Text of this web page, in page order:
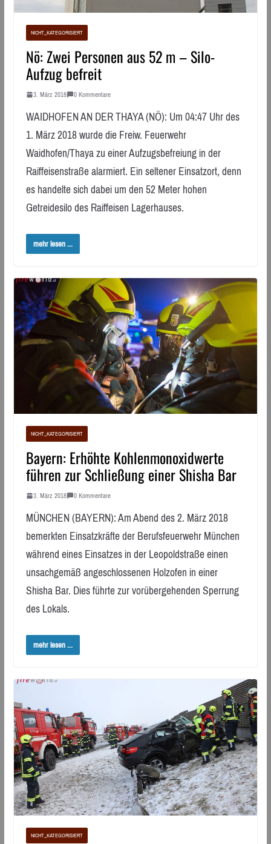
NICHT_KATEGORISIERT
Nö: Zwei Personen aus 52 m – Silo-
Aufzug befreit
3. März 2018 0 Kommentare
WAIDHOFEN AN DER THAYA (NÖ): Um 04:47 Uhr des
1. März 2018 wurde die Freiw. Feuerwehr
Waidhofen/Thaya zu einer Aufzugsbefreiung in der
Raiffeisenstraße alarmiert. Ein seltener Einsatzort, denn
es handelte sich dabei um den 52 Meter hohen
Getreidesilo des Raiffeisen Lagerhauses.
mehr lesen ...
NICHT_KATEGORISIERT
Bayern: Erhöhte Kohlenmonoxidwerte
führen zur Schließung einer Shisha Bar
3. März 2018 0 Kommentare
MÜNCHEN (BAYERN): Am Abend des 2. März 2018
bemerkten Einsatzkräfte der Berufsfeuerwehr München
während eines Einsatzes in der Leopoldstraße einen
unsachgemäß angeschlossenen Holzofen in einer
Shisha Bar. Dies führte zur vorübergehenden Sperrung
des Lokals.
mehr lesen ...
NICHT_KATEGORISIERT